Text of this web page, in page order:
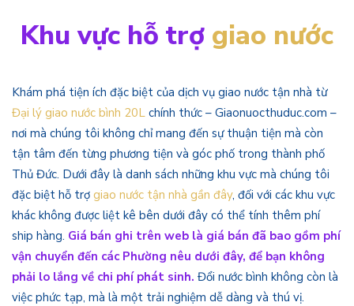
Khu vực hỗ trợ giao nước
Khám phá tiện ích đặc biệt của dịch vụ giao nước tận nhà từ
Đại lý giao nước bình 20L chính thức – Giaonuocthuduc.com –
nơi mà chúng tôi không chỉ mang đến sự thuận tiện mà còn
tận tâm đến từng phương tiện và góc phố trong thành phố
Thủ Đức. Dưới đây là danh sách những khu vực mà chúng tôi
đặc biệt hỗ trợ giao nước tận nhà gần đây, đối với các khu vực
khác không được liệt kê bên dưới đây có thể tính thêm phí
ship hàng. Giá bán ghi trên web là giá bán đã bao gồm phí
vận chuyển đến các Phường nêu dưới đây, để bạn không
phải lo lắng về chi phí phát sinh. Đổi nước bình không còn là
việc phức tạp, mà là một trải nghiệm dễ dàng và thú vị.